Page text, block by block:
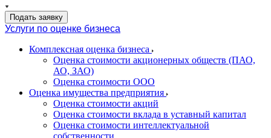
Подать заявку
Услуги по оценке бизнеса
Комплексная оценка бизнеса
Оценка стоимости акционерных обществ (ПАО,
АО, ЗАО)
Оценка стоимости ООО
Оценка имущества предприятия
Оценка стоимости акций
Оценка стоимости вклада в уставный капитал
Оценка стоимости интеллектуальной
собственности